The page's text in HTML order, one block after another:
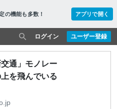
の機能も多数！ アプリで開く
ユーザー登録
ログイン
通」モノレー
を飛んでいる